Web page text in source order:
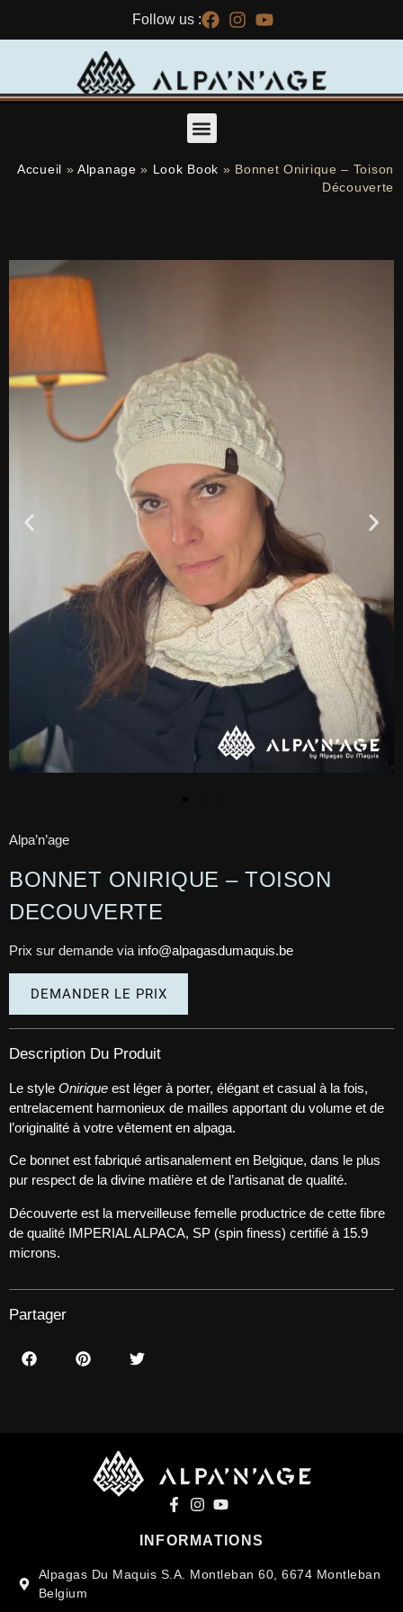
Follow us :
Accueil »Alpanage » Look Book » Bonnet Onirique – Toison
Découverte
Alpa’n’age
BONNET ONIRIQUE – TOISON
DECOUVERTE
Prix sur demande via info@alpagasdumaquis.be
DEMANDER LE PRIX
Description Du Produit
Le style Onirique est léger à porter, élégant et casual à la fois,
entrelacement harmonieux de mailles apportant du volume et de
l’originalité à votre vêtement en alpaga.
Ce bonnet est fabriqué artisanalement en Belgique, dans le plus
pur respect de la divine matière et de l’artisanat de qualité.
Découverte est la merveilleuse femelle productrice de cette fibre
de qualité IMPERIAL ALPACA, SP (spin finess) certifié à 15.9
microns.
Partager
INFORMATIONS
Alpagas Du Maquis S.A. Montleban 60, 6674 Montleban
Belgium